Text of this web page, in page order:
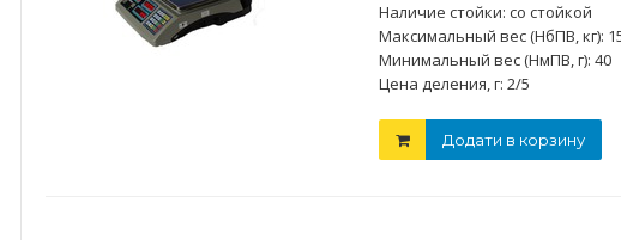
Наличие стойки: со стойкой
Максимальный вес (НбПВ, кг):
Минимальный вес (НмПВ, г): 40
Цена деления, г: 2/5
Додати в корзину